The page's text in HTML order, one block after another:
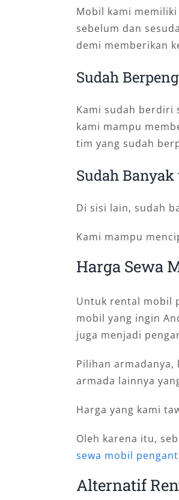
Mobil kami
sebelum dan
demi memberikan
Sudah
Kami sudah berdiri
kami mampu
tim yang sudah
Sudah
Di sisi lain, sudah
Kami mampu
Harga Sewa
Untuk rental mobil
mobil yang ingin
juga menjadi
Pilihan
armada lainnya
Harga yang kami
Oleh karena itu,
sewa mobil
Alternatif